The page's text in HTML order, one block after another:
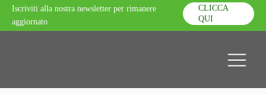
Iscriviti alla nostra newsletter per rimanere
aggiornato
CLICCA
QUI